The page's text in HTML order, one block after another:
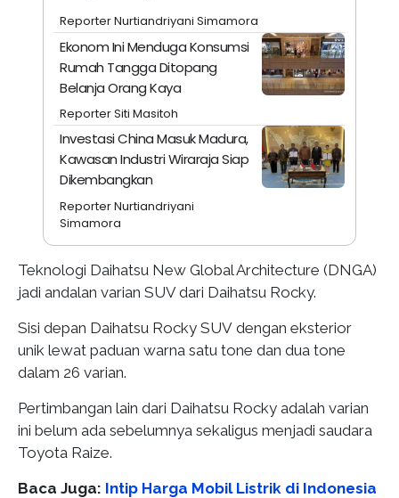
Reporter Nurtiandriyani Simamora
Ekonom Ini Menduga Konsumsi
Rumah Tangga Ditopang
Belanja Orang Kaya
Reporter Siti Masitoh
Investasi China Masuk Madura,
Kawasan Industri Wiraraja Siap
Dikembangkan
Reporter Nurtiandriyani
Simamora
Teknologi Daihatsu New Global Architecture (DNGA)
jadi andalan varian SUV dari Daihatsu Rocky.
Sisi depan Daihatsu Rocky SUV dengan eksterior
unik lewat paduan warna satu tone dan dua tone
dalam 26 varian.
Pertimbangan lain dari Daihatsu Rocky adalah varian
ini belum ada sebelumnya sekaligus menjadi saudara
Toyota Raize.
Baca Juga: Intip Harga Mobil Listrik di Indonesia